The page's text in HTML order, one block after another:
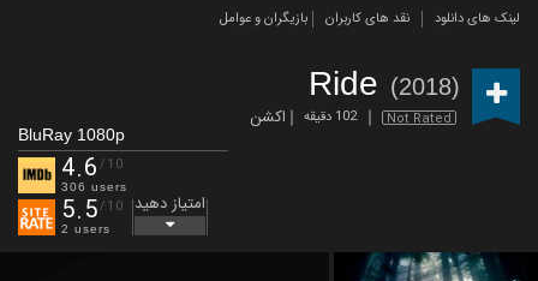
لینک های دانلود نقد های کاربران بازیگران و عوامل
Ride (2018)
Not Rated 102 دقیقه اکشن
BluRay 1080p
4.6 /10
306 users
5.5/10
2 users
امتیاز دهید